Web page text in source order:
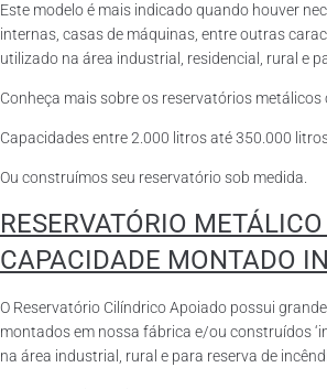
Este modelo é mais indicado quando houver
internas, casas de máquinas, entre outras
utilizado na área industrial, residencial, rural e
Conheça mais sobre os reservatórios metálicos
Capacidades entre 2.000 litros até 350.000
Ou construímos seu reservatório sob medida.
RESERVATÓRIO
CAPACIDADE MONTADO
O Reservatório Cilíndrico Apoiado possui
montados em nossa fábrica e/ou construídos
na área industrial, rural e para reserva de